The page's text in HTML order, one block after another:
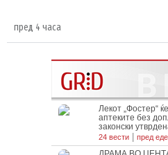
пред 4 часа